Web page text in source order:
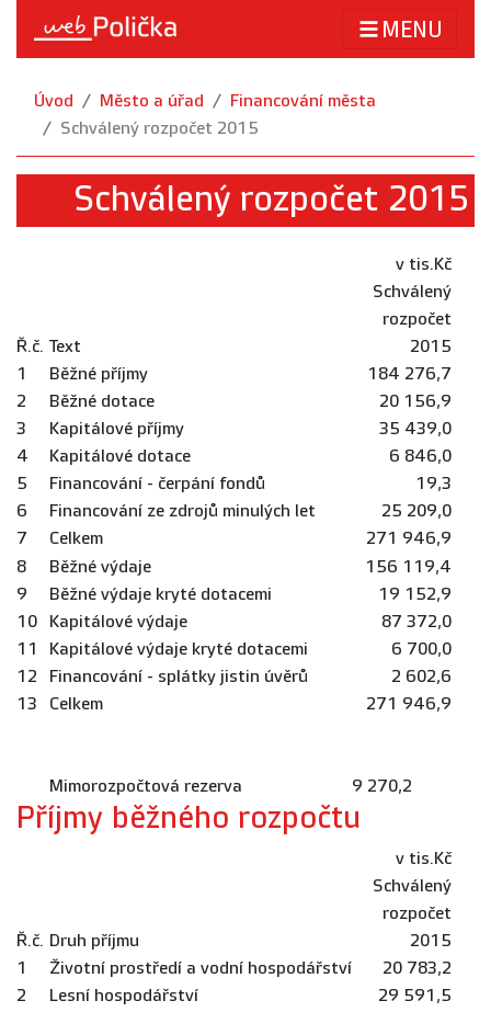
MENU
Úvod Město a úřad
Financování města
Schválený rozpočet 2015
Schválený rozpočet 2015
v tis.Kč
Schválený
rozpočet
Ř.č. Text
2015
1
Běžné příjmy
184 276,7
2
Běžné dotace
20 156,9
3
Kapitálové příjmy
35 439,0
4
Kapitálové dotace
6 846,0
5
Financování - čerpání fondů
19,3
6
Financování ze zdrojů minulých let
25 209,0
7
Celkem
271 946,9
8
Běžné výdaje
156 119,4
9
Běžné výdaje kryté dotacemi
19 152,9
10
Kapitálové výdaje
87 372,0
11
Kapitálové výdaje kryté dotacemi
6 700,0
12
Financování - splátky jistin úvěrů
2 602,6
13
Celkem 271 946,9
Mimorozpočtová rezerva 9 270,2
Příjmy běžného rozpočtu
v tis.Kč
Schválený
rozpočet
Ř.č. Druh příjmu
2015
1
Životní prostředí a vodní hospodářství
20 783,2
2
Lesní hospodářství
29 591,5